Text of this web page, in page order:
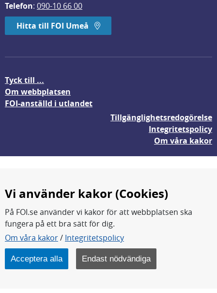
Telefon: 090-10 66 00
Hitta till FOI Umeå
Tyck till ...
Om webbplatsen
FOI-anställd i utlandet
Tillgänglighetsredogörelse
Integritetspolicy
Om våra kakor
FOI forskar för en säkrare värld.
FOI:s kärnverksamhet är forskning, metod- och
teknikutveckling samt analyser och studier.
Myndigheten ligger under Försvarsdepartementet.
Vi använder kakor (Cookies)
På FOI.se använder vi kakor för att webbplatsen ska
fungera på ett bra sätt för dig.
Om våra kakor/ Integritetspolicy
Acceptera alla Endast nödvändiga